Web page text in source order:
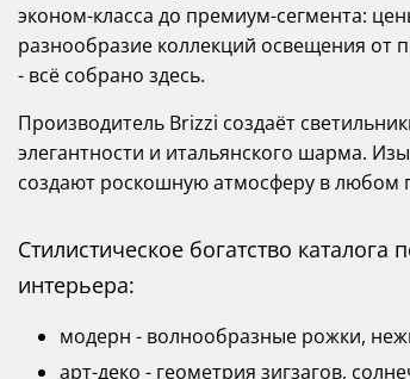
эконом-класса до премиум-сегмента:
разнообразие коллекций освещения от
- всё собрано здесь.
Производитель Brizzi создаёт
элегантности и итальянского шарма.
создают роскошную атмосферу в
Стилистическое богатство
интерьера:
модерн - волнообразные рожки,
арт-деко - геометрия зигзагов,